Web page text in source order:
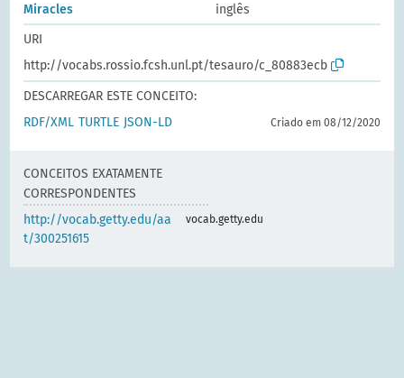
Miracles
inglês
URI
http://vocabs.rossio.fcsh.unl.pt/tesauro/c_80883ecb
DESCARREGAR ESTE CONCEITO:
RDF/XML TURTLE JSON-LD Criado em 08/12/2020
CONCEITOS EXATAMENTE
CORRESPONDENTES
http://vocab.getty.edu/aa
t/300251615
vocab.getty.edu